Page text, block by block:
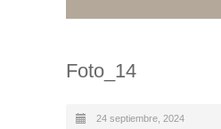
Foto_14
24 septiembre, 2024